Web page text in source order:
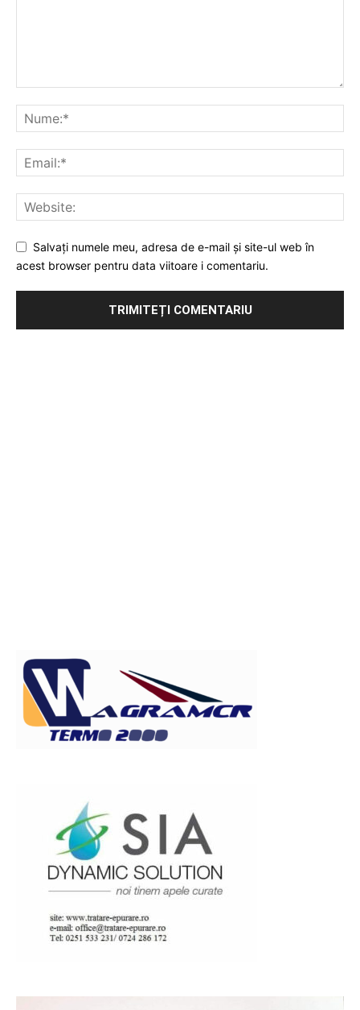
Salvați numele meu, adresa de e-mail și site-ul web în
acest browser pentru data viitoare i comentariu.